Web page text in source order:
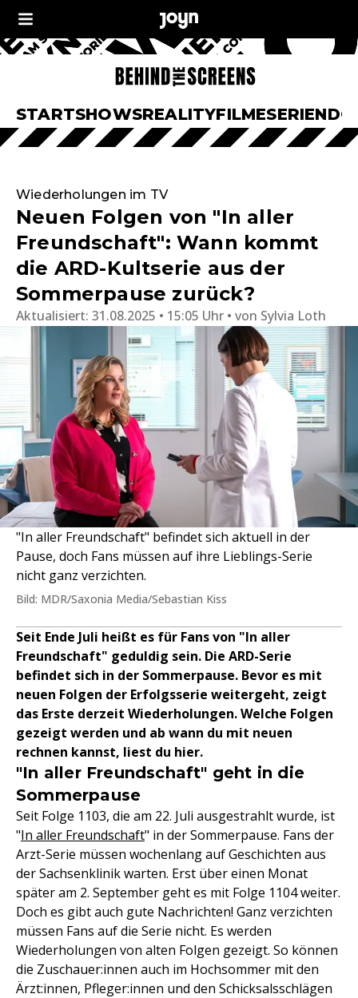
STARTSHOWSREALITYFILMESERIEN
Wiederholungen im TV
Neuen Folgen von "In aller
Freundschaft": Wann kommt
die ARD-Kultserie aus der
Sommerpause zurück?
Aktualisiert: 31.08.2025 • 15:05 Uhr von Sylvia Loth
"In aller Freundschaft" befindet sich aktuell in der
Pause, doch Fans müssen auf ihre Lieblings-Serie
nicht ganz verzichten.
Bild: MDR/Saxonia Media/Sebastian Kiss
Seit Ende Juli heißt es für Fans von "In aller
Freundschaft" geduldig sein. Die ARD-Serie
befindet sich in der Sommerpause. Bevor es mit
neuen Folgen der Erfolgsserie weitergeht, zeigt
das Erste derzeit Wiederholungen. Welche Folgen
gezeigt werden und ab wann du mit neuen
rechnen kannst, liest du hier.
"In aller Freundschaft" geht in die
Sommerpause
Seit Folge 1103, die am 22. Juli ausgestrahlt wurde, ist
"In aller Freundschaft" in der Sommerpause. Fans der
Arzt-Serie müssen wochenlang auf Geschichten aus
der Sachsenklinik warten. Erst über einen Monat
später am 2. September geht es mit Folge 1104 weiter.
Doch es gibt auch gute Nachrichten! Ganz verzichten
müssen Fans auf die Serie nicht. Es werden
Wiederholungen von alten Folgen gezeigt. So können
die Zuschauer:innen auch im Hochsommer mit den
Ärzt:innen, Pfleger:innen und den Schicksalsschlägen